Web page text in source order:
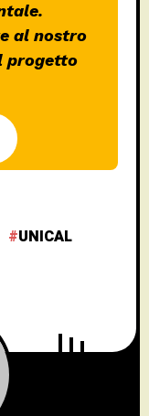
al nostro
progetto
UNICAL